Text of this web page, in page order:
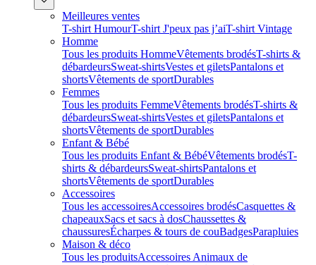
Meilleures ventes
T-shirt HumourT-shirt J'peux pas j’aiT-shirt Vintage
Homme
Tous les produits HommeVêtements brodésT-shirts &
débardeursSweat-shirtsVestes et giletsPantalons et
shortsVêtements de sportDurables
Femmes
Tous les produits FemmeVêtements brodésT-shirts &
débardeursSweat-shirtsVestes et giletsPantalons et
shortsVêtements de sportDurables
Enfant & Bébé
Tous les produits Enfant & BébéVêtements brodésT-
shirts & débardeursSweat-shirtsPantalons et
shortsVêtements de sportDurables
Accessoires
Tous les accessoiresAccessoires brodésCasquettes &
chapeauxSacs et sacs à dosChaussettes &
chaussuresÉcharpes & tours de couBadgesParapluies
Maison & déco
Tous les produitsAccessoires Animaux de